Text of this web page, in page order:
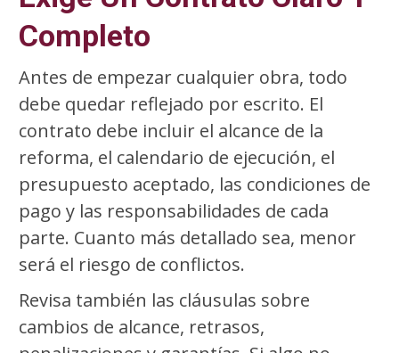
Completo
Antes de empezar cualquier obra, todo
debe quedar reflejado por escrito. El
contrato debe incluir el alcance de la
reforma, el calendario de ejecución, el
presupuesto aceptado, las condiciones de
pago y las responsabilidades de cada
parte. Cuanto más detallado sea, menor
será el riesgo de conflictos.
Revisa también las cláusulas sobre
cambios de alcance, retrasos,